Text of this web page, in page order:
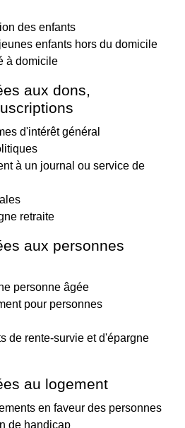
des enfants
enfants hors du domicile
à domicile
aux dons,
d'intérêt général
à un journal ou service de
retraite
aux personnes
personne âgée
pour personnes
de rente-survie et d'épargne
au logement
en faveur des personnes
de handicap